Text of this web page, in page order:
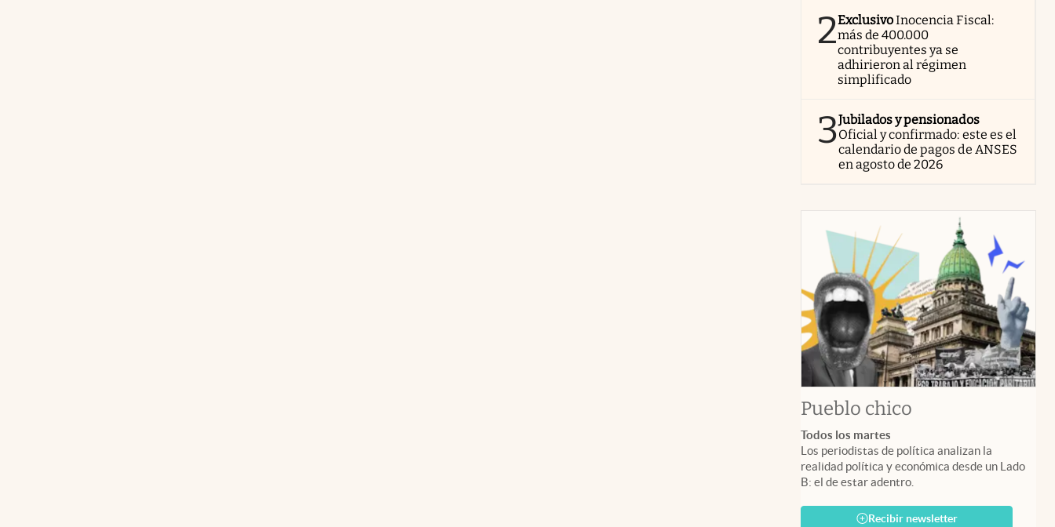
2ExclusivoInocencia Fiscal:
más de 400.000
contribuyentes ya se
adhirieron al régimen
simplificado
3Jubilados y pensionados
Oficial y confirmado: este es el
calendario de pagos de ANSES
en agosto de 2026
Pueblo chico
Todos los martes
Los periodistas de política analizan la
realidad política y económica desde un Lado
B: el de estar adentro.
Recibir newsletter